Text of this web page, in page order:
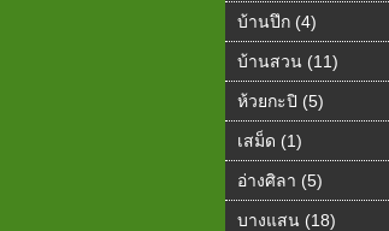
บ้านปึก (4)
บ้านสวน (11)
ห้วยกะปิ (5)
เสม็ด (1)
อ่างศิลา (5)
บางแสน (18)